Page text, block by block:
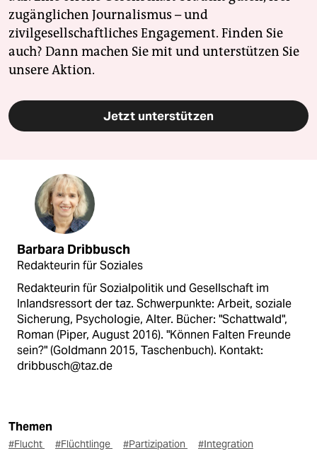
zugänglichen Journalismus – und
zivilgesellschaftliches Engagement. Finden Sie
auch? Dann machen Sie mit und unterstützen Sie
unsere Aktion.
Jetzt unterstützen
Barbara Dribbusch
Redakteurin für Soziales
Redakteurin für Sozialpolitik und Gesellschaft im
Inlandsressort der taz. Schwerpunkte: Arbeit, soziale
Sicherung, Psychologie, Alter. Bücher: "Schattwald",
Roman (Piper, August 2016). "Können Falten Freunde
sein?" (Goldmann 2015, Taschenbuch). Kontakt:
dribbusch@taz.de
Themen
#Flucht #Flüchtlinge #Partizipation #Integration